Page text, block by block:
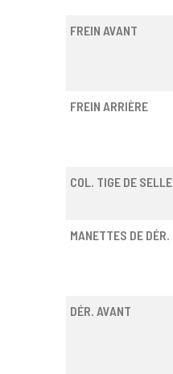
FREIN AVANT
FREIN ARRIÈRE
COL. TIGE DE SELLE
MANETTES DE DÉR.
DÉR. AVANT